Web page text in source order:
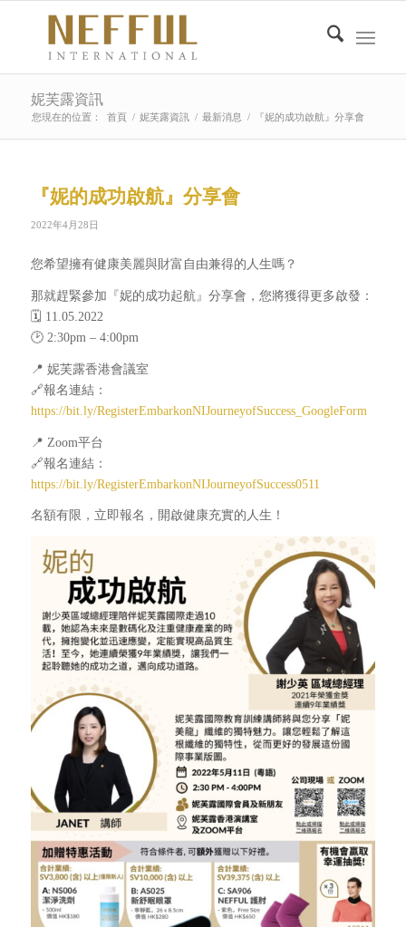
妮芙露資訊
您現在的位置： 首頁 / 妮芙露資訊 / 最新消息 / 『妮的成功啟航』分享會
『妮的成功啟航』分享會
2022年4月28日
您希望擁有健康美麗與財富自由兼得的人生嗎？
那就趕緊參加『妮的成功起航』分享會，您將獲得更多啟發：
🗓️ 11.05.2022
🕑 2:30pm – 4:00pm
📍 妮芙露香港會議室
🔗報名連結：
https://bit.ly/RegisterEmbarkonNIJourneyofSuccess_GoogleForm
📍 Zoom平台
🔗報名連結：
https://bit.ly/RegisterEmbarkonNIJourneyofSuccess0511
名額有限，立即報名，開啟健康充實的人生！